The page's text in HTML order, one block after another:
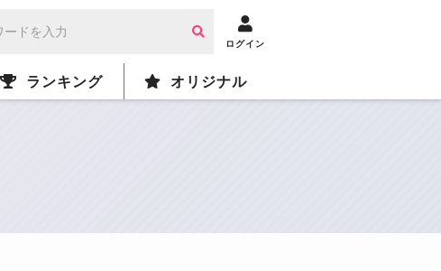
ログイン
ランキング オリジナル